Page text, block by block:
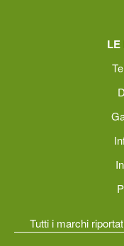
LE
Tutti i marchi